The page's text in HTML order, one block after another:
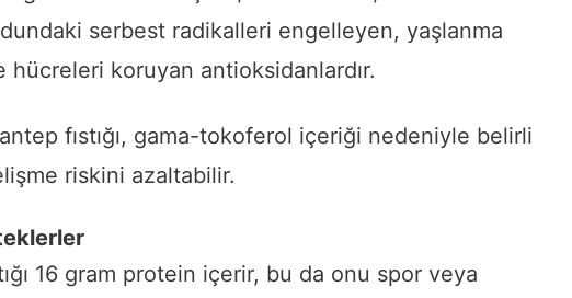
serbest radikalleri engelleyen, yaşlanma
koruyan antioksidanlardır.
fıstığı, gama-tokoferol içeriği nedeniyle belirli
riskini azaltabilir.
16 gram protein içerir, bu da onu spor veya